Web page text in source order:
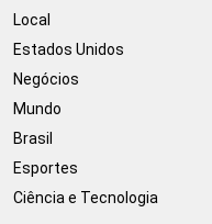
Local
Estados Unidos
Negócios
Mundo
Brasil
Esportes
Ciência e Tecnologia